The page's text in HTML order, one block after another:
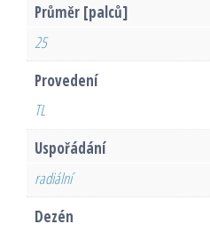
Průměr [palců]
25
Provedení
TL
Uspořádání
radiální
Dezén